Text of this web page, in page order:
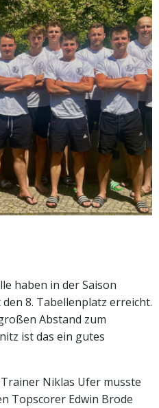
haben in der Saison
8. Tabellenplatz erreicht.
Abstand zum
ist das ein gutes
Niklas Ufer musste
Topscorer Edwin Brode